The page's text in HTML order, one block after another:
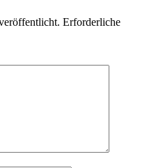
Erforderliche